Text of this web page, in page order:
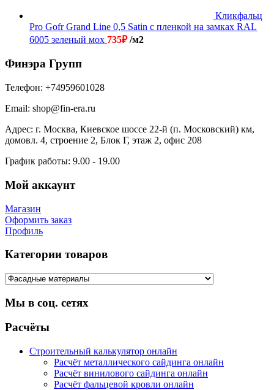
Кликфальц
Pro Gofr Grand Line 0,5 Satin с пленкой на замках RAL
6005 зеленый мох 735₽/м2
Финэра Групп
Телефон: +74959601028
Email: shop@fin-era.ru
Адрес: г. Москва, Киевское шоссе 22-й (п. Московский) км,
домовл. 4, строение 2, Блок Г, этаж 2, офис 208
График работы: 9.00 - 19.00
Мой аккаунт
Магазин
Оформить заказ
Профиль
Категории товаров
Мы в соц. сетях
Facebook
Twitter
Google
Instagram
Расчёты
Строительный калькулятор онлайн
Расчёт металлического сайдинга онлайн
Расчёт винилового сайдинга онлайн
Расчёт фальцевой кровли онлайн